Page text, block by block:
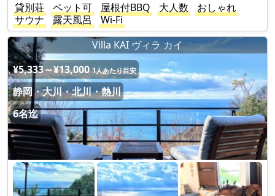
貸別荘
ペット可 屋根付BBQ 大人数
おしゃれ
サウナ
露天風呂
Wi-Fi
Villa KAI ヴィラ カイ
¥5,333～¥13,000 1人あたり目安
静岡・大川・北川・熱川
6名迄